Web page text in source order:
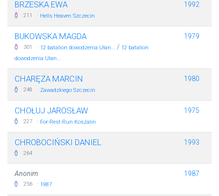
BRZESKA EWA
211 · Hells Heaven Szczecin
1992
BUKOWSKA MAGDA
301 · 12 batalion dowodzenia Ułan... / 12 batalion
dowodzenia Ułan...
1979
CHARĘZA MARCIN
248 · Zawadzkiego Szczecin
1980
CHOŁUJ JAROSŁAW
227 · For-Rest-Run Koszalin
1975
CHROBOCIŃSKI DANIEL
264
1993
Anonim
256 · 1987
1987